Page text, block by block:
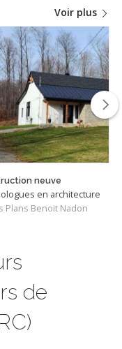
Voir plus
neuve
en architecture
Plans Benoit Nadon
de